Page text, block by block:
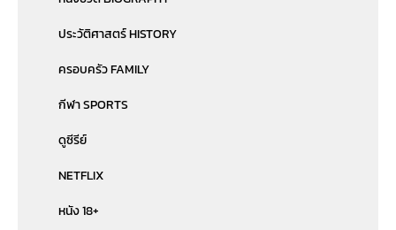
ประวัติศาสตร์ HISTORY
ครอบครัว FAMILY
กีฬา SPORTS
ดูซีรีย์
NETFLIX
หนัง 18+